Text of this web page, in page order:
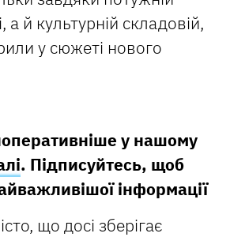
а й культурній складовій,
у сюжеті нового
у нашому
. Підписуйтесь, щоб
інформації
що досі зберігає